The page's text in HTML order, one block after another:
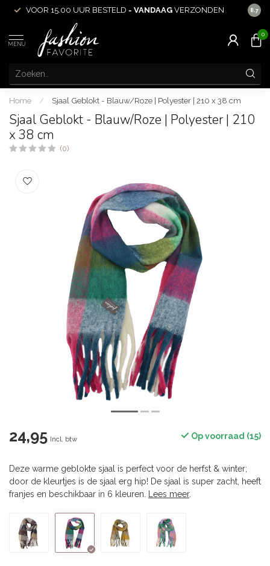
VOOR 15.00 UUR BESTELD = VANDAAG VERZONDEN 8.7
MENU
0
Home / Sjaal Geblokt - Blauw/Roze | Polyester | 210 x 38 cm
Sjaal Geblokt - Blauw/Roze | Polyester | 210
x 38 cm
(0)
24,95 Incl. btw Op voorraad (15)
Deze warme geblokte sjaal is perfect voor de herfst & winter;
door de kleurtjes is de sjaal erg hip! De sjaal is super zacht, heeft
franjes en beschikbaar in 6 kleuren.
Lees meer.